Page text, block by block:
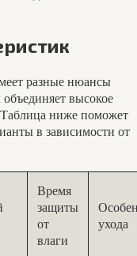
разные нюансы
высокое
ниже поможет
в зависимости от
Время
защиты
от
влаги
ухода